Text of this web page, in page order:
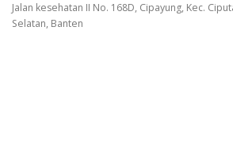
Jalan kesehatan II No. 168D, Cipayung, Kec.
Selatan, Banten